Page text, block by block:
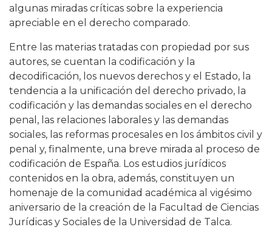
algunas miradas críticas sobre la experiencia
apreciable en el derecho comparado.
Entre las materias tratadas con propiedad por sus
autores, se cuentan la codificación y la
decodificación, los nuevos derechos y el Estado, la
tendencia a la unificación del derecho privado, la
codificación y las demandas sociales en el derecho
penal, las relaciones laborales y las demandas
sociales, las reformas procesales en los ámbitos civil y
penal y, finalmente, una breve mirada al proceso de
codificación de España. Los estudios jurídicos
contenidos en la obra, además, constituyen un
homenaje de la comunidad académica al vigésimo
aniversario de la creación de la Facultad de Ciencias
Jurídicas y Sociales de la Universidad de Talca.